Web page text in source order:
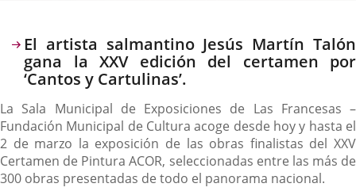
Descripción
El artista salmantino Jesús Martín Talón
gana la XXV edición del certamen por
‘Cantos y Cartulinas’.
La Sala Municipal de Exposiciones de Las Francesas –
Fundación Municipal de Cultura acoge desde hoy y hasta el
2 de marzo la exposición de las obras finalistas del XXV
Certamen de Pintura ACOR, seleccionadas entre las más de
300 obras presentadas de todo el panorama nacional.